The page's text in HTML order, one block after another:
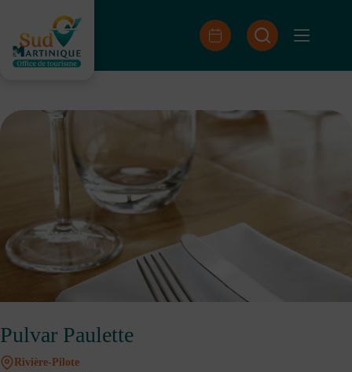
contenu
Pulvar Paulette
Rivière-Pilote